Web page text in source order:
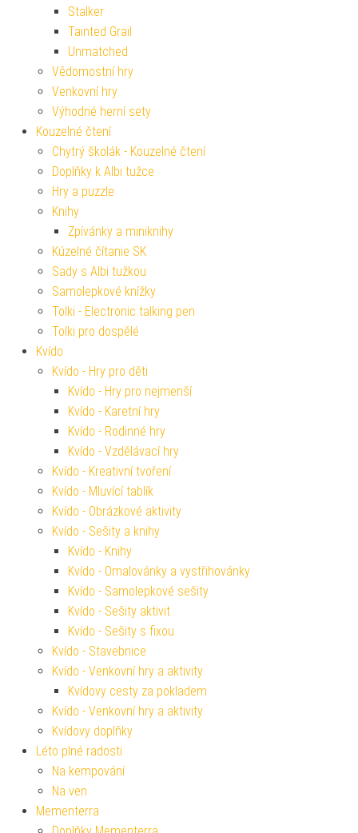
Stalker
Tainted Grail
Unmatched
Vědomostní hry
Venkovní hry
Výhodné herní sety
Kouzelné čtení
Chytrý školák - Kouzelné čtení
Doplňky k Albi tužce
Hry a puzzle
Knihy
Zpívánky a miniknihy
Kúzelné čítanie SK
Sady s Albi tužkou
Samolepkové knížky
Tolki - Electronic talking pen
Tolki pro dospělé
Kvído
Kvído - Hry pro děti
Kvído - Hry pro nejmenší
Kvído - Karetní hry
Kvído - Rodinné hry
Kvído - Vzdělávací hry
Kvído - Kreativní tvoření
Kvído - Mluvící tablík
Kvído - Obrázkové aktivity
Kvído - Sešity a knihy
Kvído - Knihy
Kvído - Omalovánky a vystřihovánky
Kvído - Samolepkové sešity
Kvído - Sešity aktivit
Kvído - Sešity s fixou
Kvído - Stavebnice
Kvído - Venkovní hry a aktivity
Kvídovy cesty za pokladem
Kvído - Venkovní hry a aktivity
Kvídovy doplňky
Léto plné radosti
Na kempování
Na ven
Mementerra